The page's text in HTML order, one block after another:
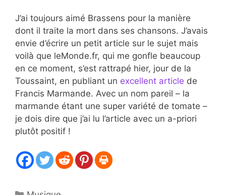
J’ai toujours aimé Brassens pour la manière
dont il traite la mort dans ses chansons. J’avais
envie d’écrire un petit article sur le sujet mais
voilà que leMonde.fr, qui me gonfle beaucoup
en ce moment, s’est rattrapé hier, jour de la
Toussaint, en publiant un excellent article de
Francis Marmande. Avec un nom pareil – la
marmande étant une super variété de tomate –
je dois dire que j’ai lu l’article avec un a-priori
plutôt positif !
Catégories